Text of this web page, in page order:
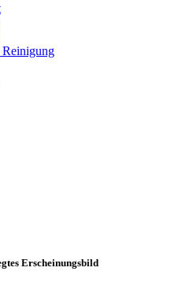
Reinigung
Erscheinungsbild